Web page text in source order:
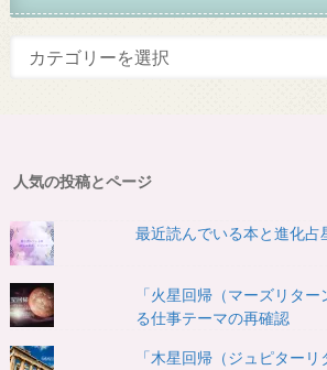
人気の投稿とページ
最近読んでいる本と進化占
「火星回帰（マーズリタ
る仕事テーマの再確認
「木星回帰（ジュピター